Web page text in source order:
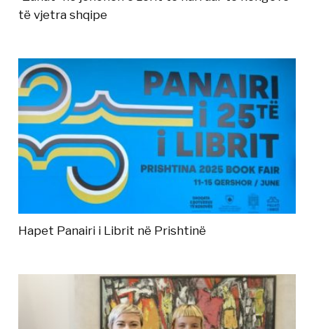
të vjetra shqipe
Hapet Panairi i Librit në Prishtinë